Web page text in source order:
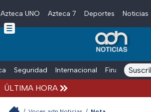
Skip to main content
Azteca UNO Azteca 7 Deportes Noticias
Seguridad Internacional Finanzas
ÚLTIMA HORA